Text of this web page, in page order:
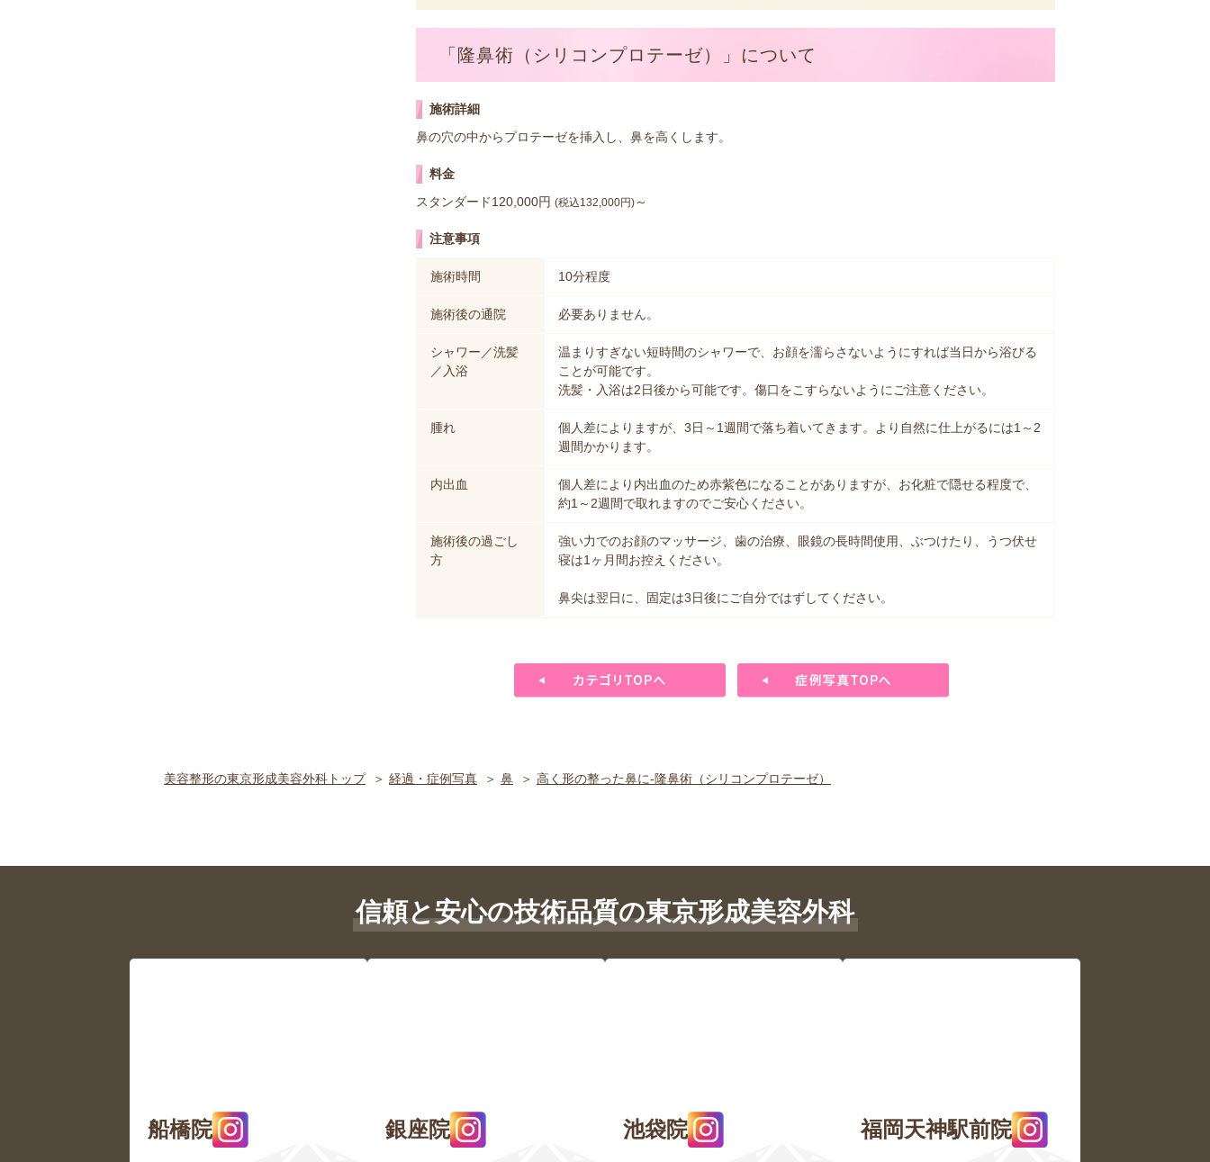
「隆鼻術（シリコンプロテーゼ）」について
施術詳細
鼻の穴の中からプロテーゼを挿入し、鼻を高くします。
料金
スタンダード120,000円 (税込132,000円) ～
注意事項
施術時間 10分程度
施術後の通院 必要ありません。
シャワー／洗髪
／入浴
温まりすぎない短時間のシャワーで、お顔を濡らさないようにすれば当日から浴びる
ことが可能です。
洗髪・入浴は2日後から可能です。傷口をこすらないようにご注意ください。
腫れ
個人差によりますが、3日～1週間で落ち着いてきます。より自然に仕上がるには1～2
週間かかります。
内出血
個人差により内出血のため赤紫色になることがありますが、お化粧で隠せる程度で、
約1～2週間で取れますのでご安心ください。
施術後の過ごし
方
強い力でのお顔のマッサージ、歯の治療、眼鏡の長時間使用、ぶつけたり、うつ伏せ
寝は1ヶ月間お控えください。
鼻尖は翌日に、固定は3日後にご自分ではずしてください。
美容整形の東京形成美容外科トップ 経過・症例写真 鼻 高く形の整った鼻に-隆鼻術（シリコンプロテーゼ）
信頼と安心の技術品質の東京形成美容外科
船橋院 銀座院 池袋院 福岡天神駅前院